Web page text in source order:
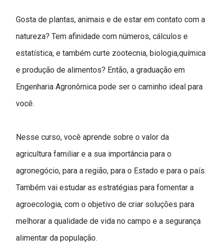
Gosta de plantas, animais e de estar em contato com a
natureza? Tem afinidade com números, cálculos e
estatística, e também curte zootecnia, biologia,química
e produção de alimentos? Então, a graduação em
Engenharia Agronômica pode ser o caminho ideal para
você.
Nesse curso, você aprende sobre o valor da
agricultura familiar e a sua importância para o
agronegócio, para a região, para o Estado e para o país.
Também vai estudar as estratégias para fomentar a
agroecologia, com o objetivo de criar soluções para
melhorar a qualidade de vida no campo e a segurança
alimentar da população.